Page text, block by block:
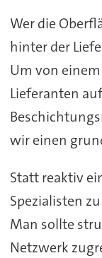
Wer die
hinter der
Um von
Lieferanten
wir einen
Statt reaktiv
Spezialisten
Man sollte
Netzwerk